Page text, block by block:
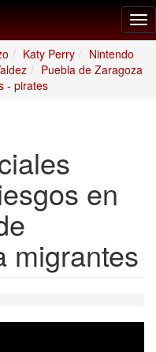
Katy Perry
Nintendo
Puebla de Zaragoza
- pirates
en
migrantes